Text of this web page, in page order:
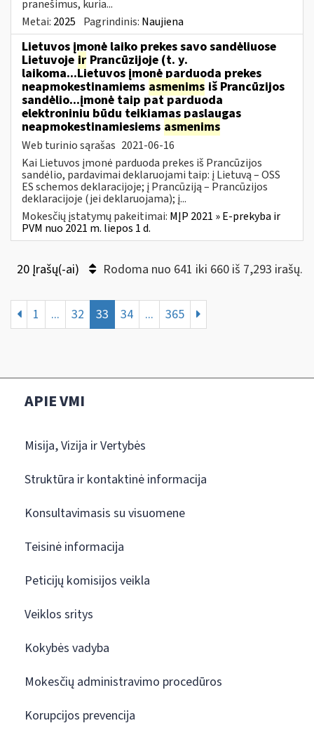
pranešimus, kuria...
Metai: 2025 Pagrindinis: Naujiena
Lietuvos įmonė laiko prekes savo sandėliuose
Lietuvoje ir Prancūzijoje (t. y.
laikoma...Lietuvos įmonė parduoda prekes
neapmokestinamiems asmenims iš Prancūzijos
sandėlio...įmonė taip pat parduoda
elektroniniu būdu teikiamas paslaugas
neapmokestinamiesiems asmenims
Web turinio sąrašas 2021-06-16
Kai Lietuvos įmonė parduoda prekes iš Prancūzijos
sandėlio, pardavimai deklaruojami taip: į Lietuvą – OSS
ES schemos deklaracijoje; į Prancūziją – Prancūzijos
deklaracijoje (jei deklaruojama); į...
Mokesčių įstatymų pakeitimai: MĮP 2021 » E-prekyba ir
PVM nuo 2021 m. liepos 1 d.
20 Įrašų(-ai) Rodoma nuo 641 iki 660 iš 7,293 irašų.
1 ... 32 33 34 ... 365
APIE VMI
Misija, Vizija ir Vertybės
Struktūra ir kontaktinė informacija
Konsultavimasis su visuomene
Teisinė informacija
Peticijų komisijos veikla
Veiklos sritys
Kokybės vadyba
Mokesčių administravimo procedūros
Korupcijos prevencija